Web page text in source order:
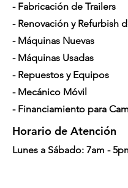
- Fabricación de Trailers
- Renovación y Refurbish
- Máquinas Nuevas
- Máquinas Usadas
- Repuestos y Equipos
- Mecánico Móvil
- Financiamiento para
Horario de Atención
Lunes a Sábado: 7am -